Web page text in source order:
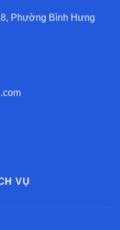
Phường Bình Hưng
VỤ